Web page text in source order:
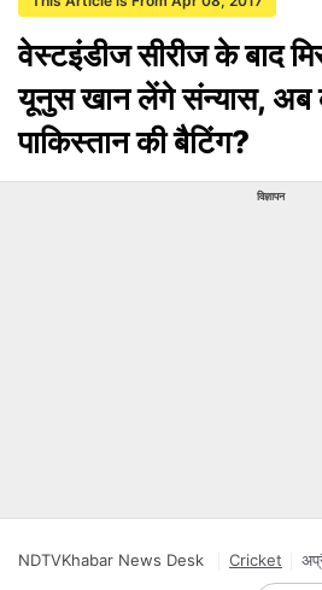
वेस्‍टइंडीज सीरीज के बाद
यूनुस खान लेंगे संन्‍यास, अब
पाकिस्‍तान की बैटिंग?
विज्ञापन
NDTVKhabar News Desk Cricket